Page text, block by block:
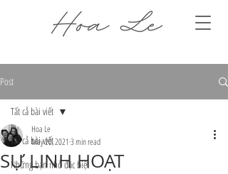
Post
Tất cả bài viết
Những bạn nhỏ đặc biệt
Tất cả bài viết
SỰ LINH HOẠT
Hoa Le
May 20, 2021 3 min read